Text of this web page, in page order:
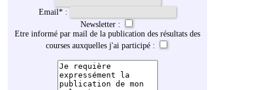
Email* :
Newsletter :
Etre informé par mail de la publication des résultats des
courses auxquelles j'ai participé :